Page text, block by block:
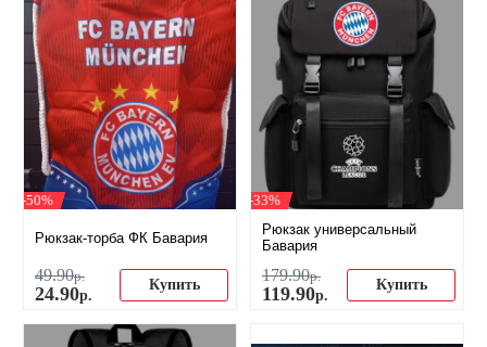
-50%
Рюкзак-торба ФК Бавария
49.90р.
24.90р.
Купить
-33%
Рюкзак универсальный
Бавария
179.90р.
119.90р.
Купить